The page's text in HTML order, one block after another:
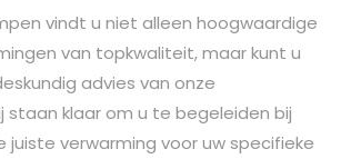
vindt u niet alleen hoogwaardige
van topkwaliteit, maar kunt u
advies van onze
staan klaar om u te begeleiden bij
juiste verwarming voor uw specifieke